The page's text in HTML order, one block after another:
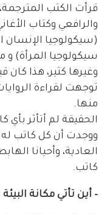
قرأت الكتب
والرافعي وكتاب
(سيكولوجيا الإنسان
سيكولوجيا المرأة)
وغيرها كثير، هذا كان
توجهت لقراءة
منها.
الحقيقة لم أتأثر بأي
ووجدت أن كل كاتب
العادية، وأحيانا
كاتب.
– أين تأتي مكانة